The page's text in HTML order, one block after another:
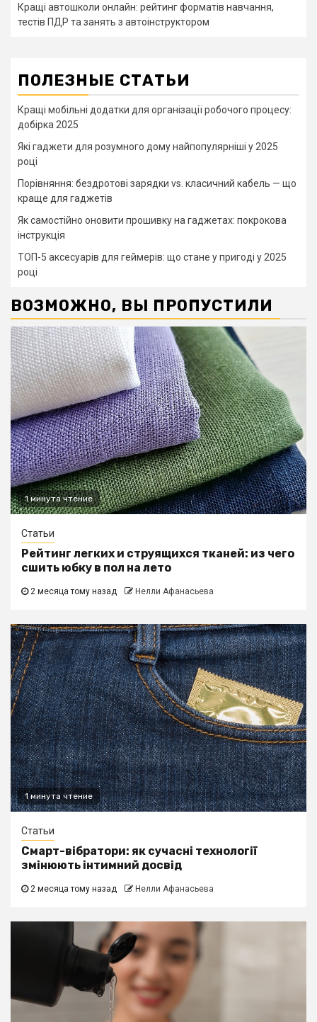
Кращі автошколи онлайн: рейтинг форматів навчання,
тестів ПДР та занять з автоінструктором
ПОЛЕЗНЫЕ СТАТЬИ
Кращі мобільні додатки для організації робочого процесу:
добірка 2025
Які гаджети для розумного дому найпопулярніші у 2025
році
Порівняння: бездротові зарядки vs. класичний кабель — що
краще для гаджетів
Як самостійно оновити прошивку на гаджетах: покрокова
інструкція
ТОП-5 аксесуарів для геймерів: що стане у пригоді у 2025
році
ВОЗМОЖНО, ВЫ ПРОПУСТИЛИ
1 минута чтение
Статьи
Рейтинг легких и струящихся тканей: из чего
сшить юбку в пол на лето
2 месяца тому назад Нелли Афанасьева
1 минута чтение
Статьи
Смарт-вібратори: як сучасні технології
змінюють інтимний досвід
2 месяца тому назад Нелли Афанасьева